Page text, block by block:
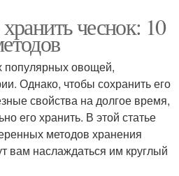
чеснок: 10
овощей,
Однако, чтобы сохранить его
свойства на долгое время,
его хранить. В этой статье
методов хранения
вам наслаждаться им круглый